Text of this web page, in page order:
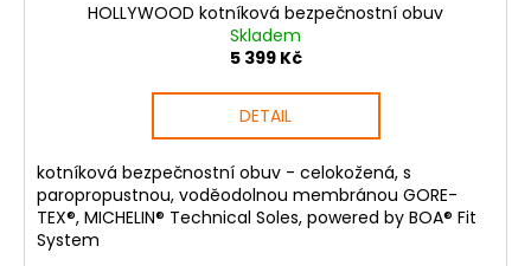
HOLLYWOOD kotníková bezpečnostní obuv
Skladem
5 399 Kč
DETAIL
kotníková bezpečnostní obuv - celokožená, s
paropropustnou, voděodolnou membránou GORE-
TEX®, MICHELIN® Technical Soles, powered by BOA® Fit
System